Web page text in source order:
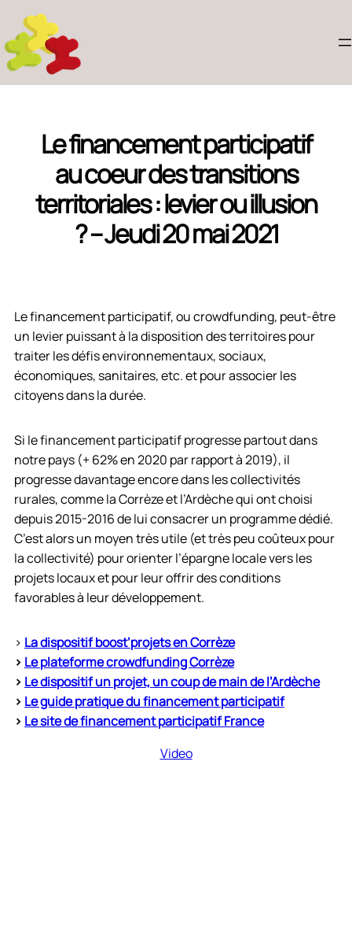
Le financement participatif
au coeur des transitions
territoriales : levier ou illusion
? – Jeudi 20 mai 2021
Le financement participatif, ou crowdfunding, peut-être
un levier puissant à la disposition des territoires pour
traiter les défis environnementaux, sociaux,
économiques, sanitaires, etc. et pour associer les
citoyens dans la durée.
Si le financement participatif progresse partout dans
notre pays (+ 62% en 2020 par rapport à 2019), il
progresse davantage encore dans les collectivités
rurales, comme la Corrèze et l’Ardèche qui ont choisi
depuis 2015-2016 de lui consacrer un programme dédié.
C’est alors un moyen très utile (et très peu coûteux pour
la collectivité) pour orienter l’épargne locale vers les
projets locaux et pour leur offrir des conditions
favorables à leur développement.
> La dispositif boost’projets en Corrèze
> Le plateforme crowdfunding Corrèze
> Le dispositif un projet, un coup de main de l’Ardèche
> Le guide pratique du financement participatif
> Le site de financement participatif France
Video